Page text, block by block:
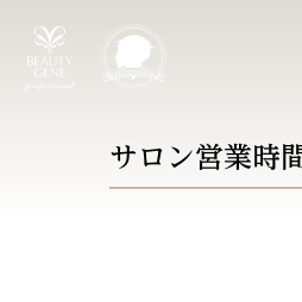
サロン営業時